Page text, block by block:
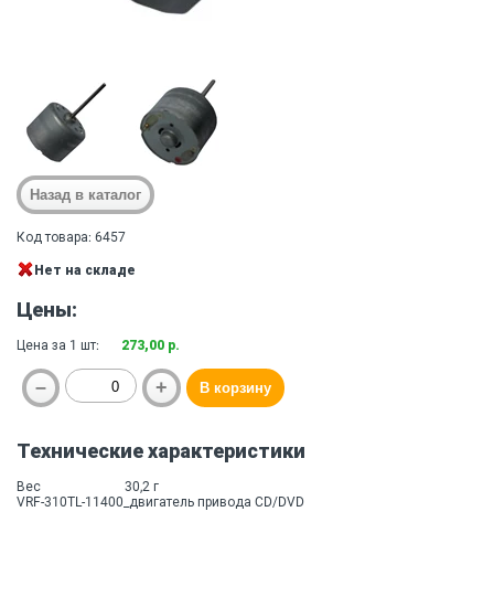
Код товара: 6457
Нет на складе
Цены:
Цена за 1 шт: 273,00 р.
Технические характеристики
Вес
30,2 г
VRF-310TL-11400_двигатель привода CD/DVD